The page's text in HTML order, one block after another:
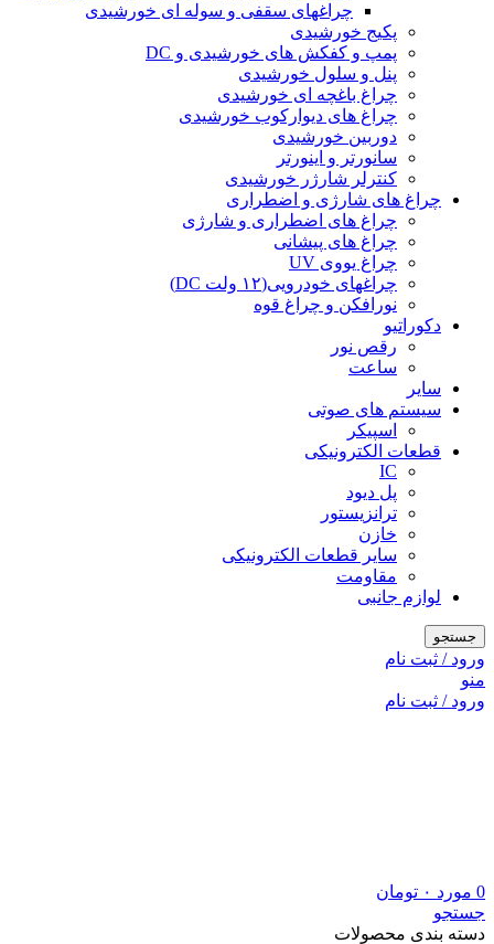
چراغهای سقفی و سوله ای خورشیدی
پکیج خورشیدی
پمپ و کفکش های خورشیدی و DC
پنل و سلول خورشیدی
چراغ باغچه ای خورشیدی
چراغ های دیوارکوب خورشیدی
دوربین خورشیدی
سانورتر و اینورتر
کنترلر شارژر خورشیدی
چراغ های شارژی و اضطراری
چراغ های اضطراری و شارژی
چراغ های پیشانی
چراغ یووی UV
چراغهای خودرویی(۱۲ ولت DC)
نورافکن و چراغ قوه
دکوراتیو
رقص نور
ساعت
سایر
سیستم های صوتی
اسپیکر
قطعات الکترونیکی
IC
پل دیود
ترانزیستور
خازن
سایر قطعات الکترونیکی
مقاومت
لوازم جانبی
جستجو
ورود / ثبت نام
منو
ورود / ثبت نام
0 مورد ۰ تومان
جستجو
دسته بندی محصولات